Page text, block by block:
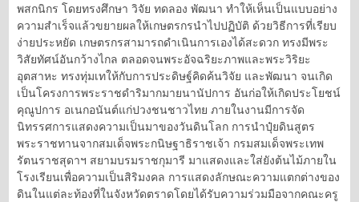
พสกนิกร โดยทรงศึกษา วิจัย ทดลอง พัฒนา ทำให้เห็นเป็นแบบอย่าง
ความสำเร็จแล้วขยายผลให้เกษตรกรนำไปปฏิบัติ ด้วยวิธีการที่เรียบ
ง่ายประหยัด เกษตรกรสามารถดำเนินการเองได้สะดวก ทรงมีพระ
วิสัยทัศน์อันกว้างไกล ตลอดจนพระอัจฉริยะภาพและพระวิริยะ
อุตสาหะ ทรงทุ่มเทให้กับการประดิษฐ์คิดค้นวิจัย และพัฒนา จนเกิด
เป็นโครงการพระราชดำริมากมายนานัปการ อันก่อให้เกิดประโยชน์
คุณูปการ อเนกอนันต์แก่ปวงชนชาวไทย ภายในงานมีการจัด
นิทรรศการแสดงความเป็นมาของวันดินโลก การนำปุ๋ยดินสูตร
พระราชทานจากสมเด็จพระกนิษฐาธิราชเจ้า กรมสมเด็จพระเทพ
รัตนราชสุดาฯ สยามบรมราชกุมารี มาแสดงและใส่ยังต้นไม้ภายใน
โรงเรียนเพื่อความเป็นสิริมงคล การแสดงลักษณะความแตกต่างของ
ดินในแต่ละท้องที่ในจังหวัดตราดโดยได้รับความร่วมมือจากคณะครู